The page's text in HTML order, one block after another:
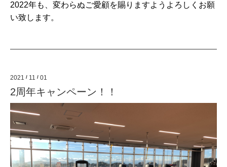
2022年も、変わらぬご愛顧を賜りますようよろしくお願
い致します。
2021 / 11 / 01
2周年キャンペーン！！